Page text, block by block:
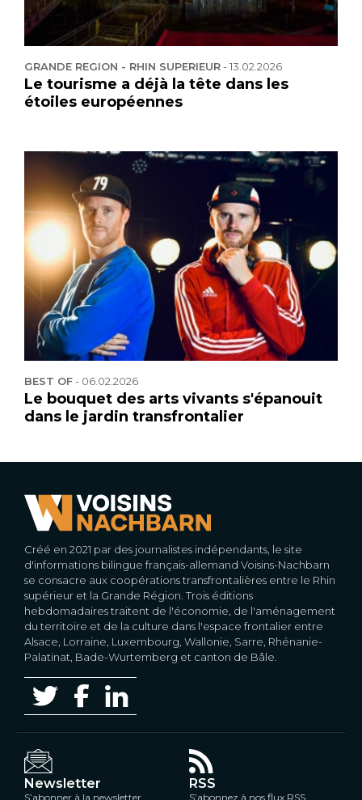
GRANDE REGION - RHIN SUPERIEUR-13.02.2026
Le tourisme a déjà la tête dans les
étoiles européennes
BEST OF- 06.02.2026
Le bouquet des arts vivants s'épanouit
dans le jardin transfrontalier
Créé en 2021 par des journalistes indépendants, le site
d'informations bilingue français-allemand Voisins-Nachbarn
se consacre aux coopérations transfrontalières entre le Rhin
supérieur et la Grande Région. Trois éditions
hebdomadaires traitent de l'économie, de l'aménagement
du territoire et de la culture dans l'espace frontalier entre
Alsace, Lorraine, Luxembourg, Wallonie, Sarre, Rhénanie-
Palatinat, Bade-Wurtemberg et canton de Bâle.
Newsletter
S’abonner à la newsletter
RSS
S’abonnez à nos flux RSS